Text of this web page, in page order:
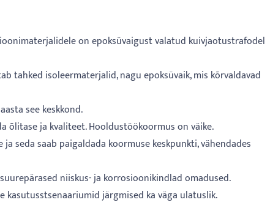
on epoksüvaigust valatud kuivjaotustrafodel
tahked isoleermaterjalid, nagu epoksüvaik, mis kõrvaldavad
see keskkond.
ja kvaliteet. Hooldustöökoormus on väike.
seda saab paigaldada koormuse keskpunkti, vähendades
niiskus- ja korrosioonikindlad omadused.
järgmised ka väga ulatuslik.